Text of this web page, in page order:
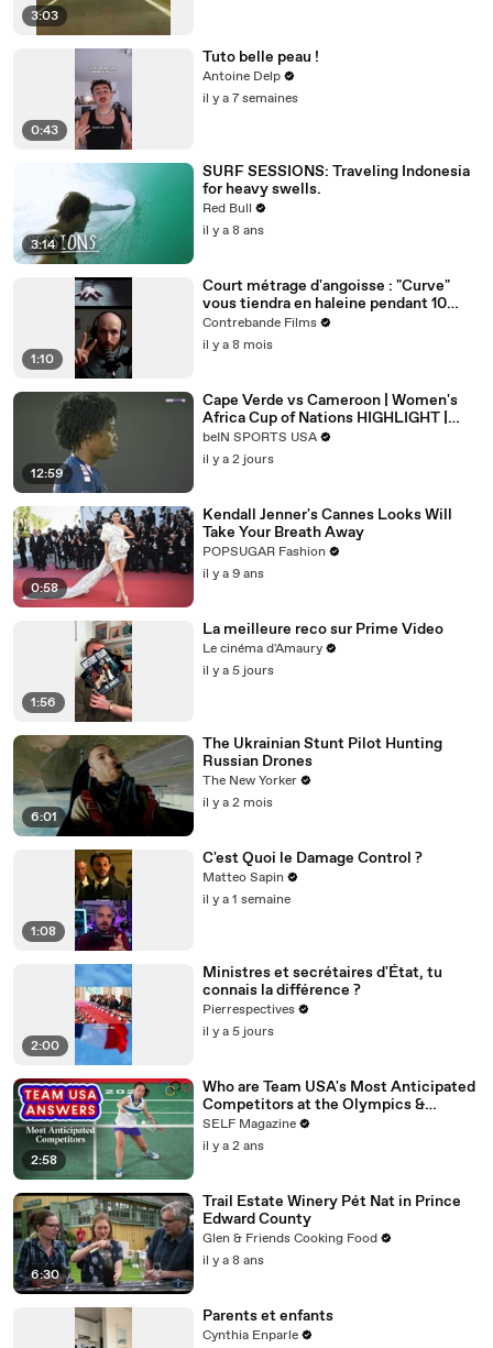
3:03
0:43
Tuto belle peau !
Antoine Delp
il y a 7 semaines
3:14
SURF SESSIONS: Traveling Indonesia
for heavy swells.
Red Bull
il y a 8 ans
1:10
Court métrage d'angoisse : "Curve"
vous tiendra en haleine pendant 10
minutes !
Contrebande Films
il y a 8 mois
12:59
Cape Verde vs Cameroon | Women's
Africa Cup of Nations HIGHLIGHT |
08062026 | beINSportsUSA
beIN SPORTS USA
il y a 2 jours
0:58
Kendall Jenner's Cannes Looks Will
Take Your Breath Away
POPSUGAR Fashion
il y a 9 ans
1:56
La meilleure reco sur Prime Video
Le cinéma d'Amaury
il y a 5 jours
6:01
The Ukrainian Stunt Pilot Hunting
Russian Drones
The New Yorker
il y a 2 mois
1:08
C'est Quoi le Damage Control ?
Matteo Sapin
il y a 1 semaine
2:00
Ministres et secrétaires d'État, tu
connais la différence ?
Pierrespectives
il y a 5 jours
2:58
Who are Team USA's Most Anticipated
Competitors at the Olympics &
Paralympics
SELF Magazine
il y a 2 ans
6:30
Trail Estate Winery Pét Nat in Prince
Edward County
Glen & Friends Cooking Food
il y a 8 ans
Parents et enfants
Cynthia Enparle